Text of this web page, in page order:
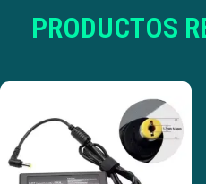
PRODUCTOS